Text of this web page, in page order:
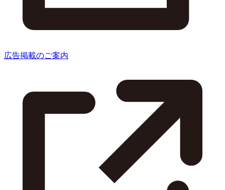
広告掲載のご案内